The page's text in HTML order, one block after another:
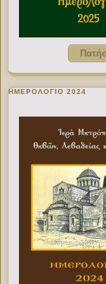
ΗΜΕΡΟΛΟΓΙΟ 2024